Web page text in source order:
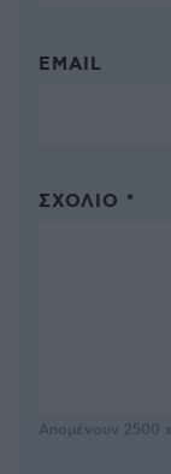
EMAIL
ΣΧΌΛΙΟ *
Απομένουν 2500